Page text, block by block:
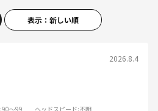
表示：新しい順
2026.8.4
:90～99 ヘッドスピード:不明